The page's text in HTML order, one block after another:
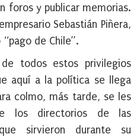
foros y publicar memorias.
Sebastián Piñera,
de Chile”.
todos estos privilegios
aquí a la política se llega
colmo, más tarde, se les
los directorios de las
sirvieron durante su